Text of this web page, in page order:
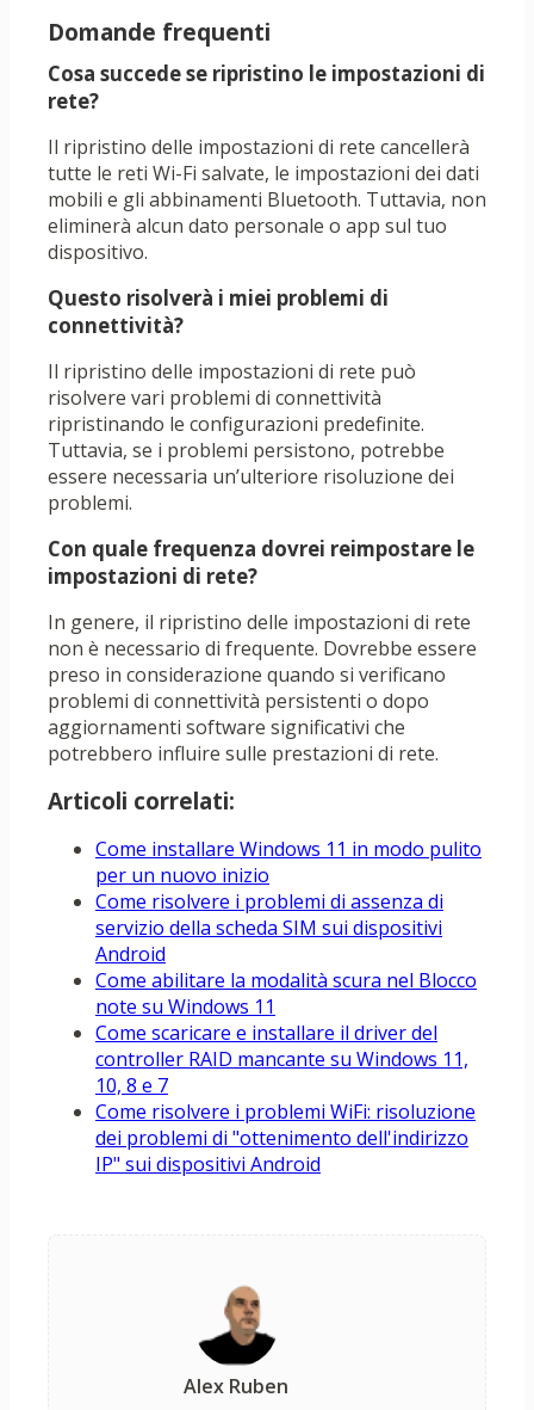
Domande frequenti
Cosa succede se ripristino le impostazioni di
rete?
Il ripristino delle impostazioni di rete cancellerà
tutte le reti Wi-Fi salvate, le impostazioni dei dati
mobili e gli abbinamenti Bluetooth. Tuttavia, non
eliminerà alcun dato personale o app sul tuo
dispositivo.
Questo risolverà i miei problemi di
connettività?
Il ripristino delle impostazioni di rete può
risolvere vari problemi di connettività
ripristinando le configurazioni predefinite.
Tuttavia, se i problemi persistono, potrebbe
essere necessaria un’ulteriore risoluzione dei
problemi.
Con quale frequenza dovrei reimpostare le
impostazioni di rete?
In genere, il ripristino delle impostazioni di rete
non è necessario di frequente. Dovrebbe essere
preso in considerazione quando si verificano
problemi di connettività persistenti o dopo
aggiornamenti software significativi che
potrebbero influire sulle prestazioni di rete.
Articoli correlati:
Come installare Windows 11 in modo pulito
per un nuovo inizio
Come risolvere i problemi di assenza di
servizio della scheda SIM sui dispositivi
Android
Come abilitare la modalità scura nel Blocco
note su Windows 11
Come scaricare e installare il driver del
controller RAID mancante su Windows 11,
10, 8 e 7
Come risolvere i problemi WiFi: risoluzione
dei problemi di "ottenimento dell'indirizzo
IP" sui dispositivi Android
Alex Ruben